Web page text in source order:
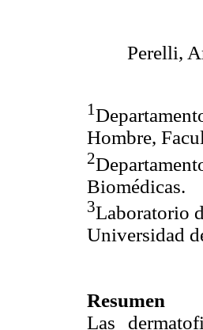
Perelli,
1
Hombre,
2
Biomédicas.
3Laboratorio
Universidad
Resumen
Las